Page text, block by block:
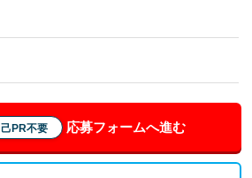
PR不要 応募フォームへ進む